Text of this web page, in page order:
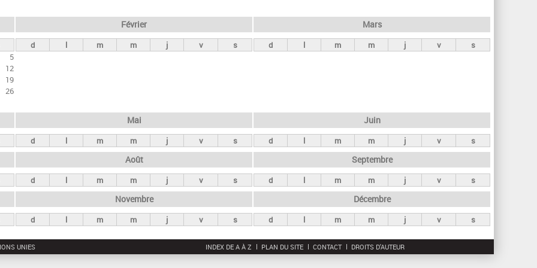
r
c
5
12
19
26
Février
d l m m j v s
Mars
d l m m j v s
Mai
d l m m j v s
Juin
d l m m j v s
Août
d l m m j v s
Septembre
d l m m j v s
Novembre
d l m m j v s
Décembre
d l m m j v s
UNIES INDEX DE A À Z PLAN DU SITE CONTACT DROITS D'AUTEUR